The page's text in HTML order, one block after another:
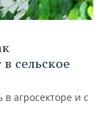
сельское
агросекторе и с